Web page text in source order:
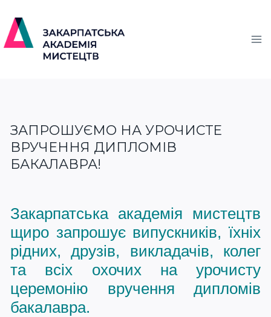
ЗАПРОШУЄМО НА УРОЧИСТЕ
ВРУЧЕННЯ ДИПЛОМІВ
БАКАЛАВРА!
Закарпатська академія мистецтв
щиро запрошує випускників, їхніх
рідних, друзів, викладачів, колег
та всіх охочих на урочисту
церемонію вручення дипломів
бакалавра.